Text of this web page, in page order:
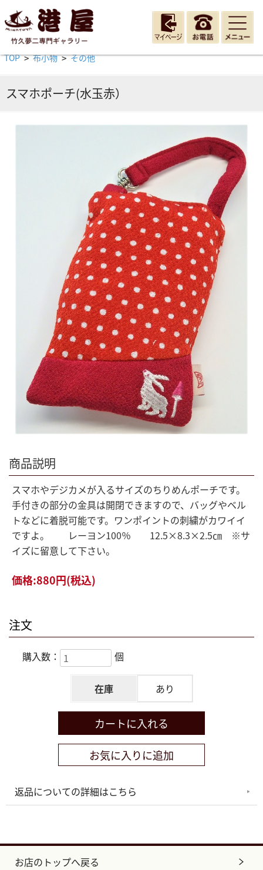
TOP > 布小物 > その他
スマホポーチ(水玉赤）
商品説明
スマホやデジカメが入るサイズのちりめんポーチです。
手付きの部分の金具は開閉できますので、バッグやベル
トなどに着脱可能です。ワンポイントの刺繍がカワイイ
ですよ。 レーヨン100％ 12.5×8.3×2.5㎝ ※サ
イズに留意して下さい。
価格:880円(税込)
注文
購入数： 個
在庫 あり
返品についての詳細はこちら
お店のトップへ戻る